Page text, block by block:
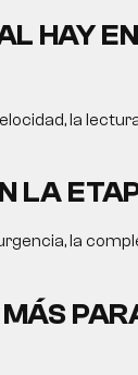
HAY
la
LA
la